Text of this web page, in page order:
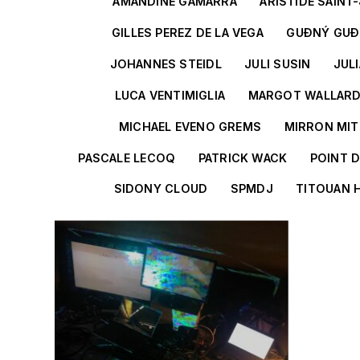
GILLES PEREZ DE LA VEGA GUÐNÝ
JOHANNES STEIDL JULI SUSIN
LUCA VENTIMIGLIA MARGOT WALLARD
MICHAEL EVENO GREMS MIRRON
PASCALE LECOQ PATRICK WACK POINT
SIDONY CLOUD SPMDJ TITOUAN